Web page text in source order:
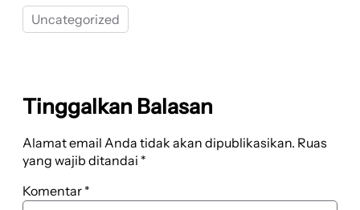
Uncategorized
Tinggalkan Balasan
Alamat email Anda tidak akan dipublikasikan. Ruas
yang wajib ditandai *
Komentar *